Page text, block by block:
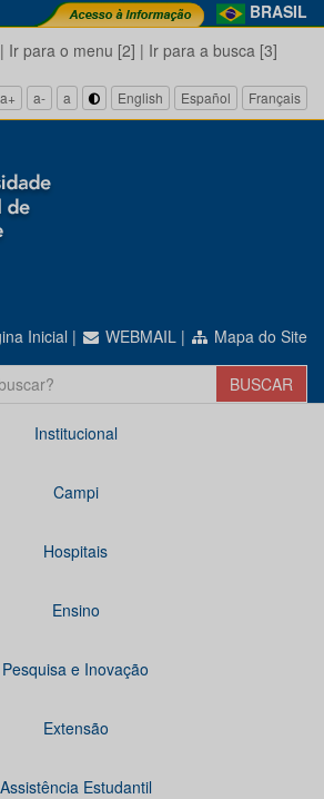
BRASIL
| Ir para o menu [2] | Ir para a busca [3]
a+ a- a English Español Français
Inicial | WEBMAIL | Mapa do Site
Institucional
Campi
Hospitais
Ensino
Pesquisa e Inovação
Extensão
Assistência Estudantil